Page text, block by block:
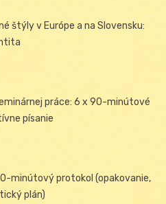
štýly v Európe a na Slovensku:
práce: 6 x 90-minútové
písanie
minútový protokol (opakovanie,
plán)